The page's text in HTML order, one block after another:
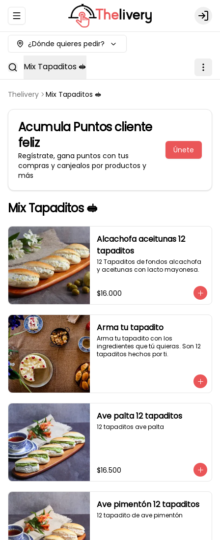
Abrir menu de navegación Login
¿Dónde quieres pedir?
Mix Tapaditos 🥪
Thelivery Mix Tapaditos 🥪
Acumula Puntos cliente
feliz
Regístrate, gana puntos con tus
compras y canjealos por productos y
más
Únete
Mix Tapaditos 🥪
Alcachofa aceitunas 12
tapaditos
12 Tapaditos de fondos alcachofa
y aceitunas con lacto mayonesa.
$16.000
Arma tu tapadito
Arma tu tapadito con los
ingredientes que tú quieras. Son 12
tapaditos hechos por ti.
Ave palta 12 tapaditos
12 tapaditos ave palta
$16.500
Ave pimentón 12 tapaditos
12 tapadito de ave pimentón